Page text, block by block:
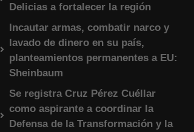
Delicias a fortalecer la región
Incautar armas, combatir narco y
lavado de dinero en su país,
planteamientos permanentes a EU:
Sheinbaum
Se registra Cruz Pérez Cuéllar
como aspirante a coordinar la
Defensa de la Transformación y la